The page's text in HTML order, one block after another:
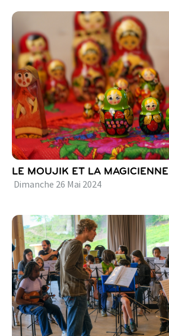
LE MOUJIK ET LA MAGICIENNE
Dimanche 26 Mai 2024